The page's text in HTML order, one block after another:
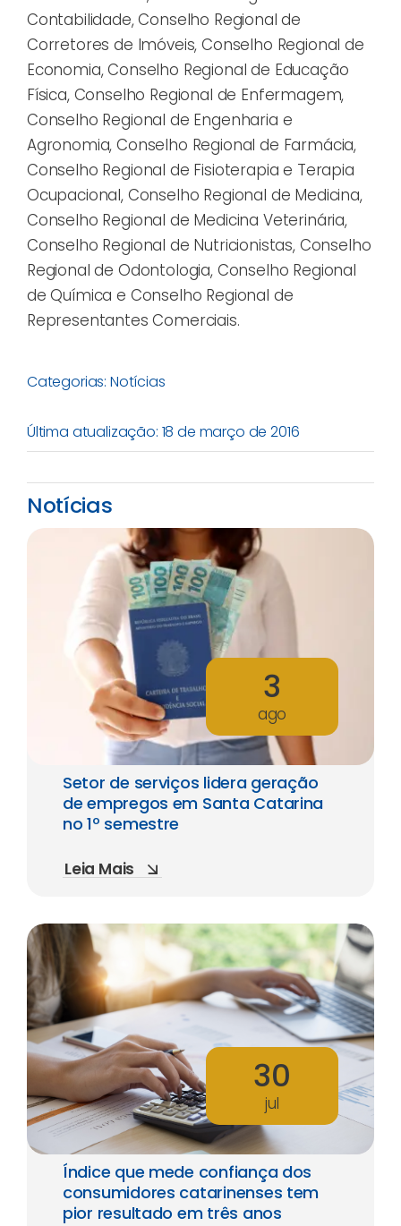
Contabilidade, Conselho Regional de
Corretores de Imóveis, Conselho Regional de
Economia, Conselho Regional de Educação
Física, Conselho Regional de Enfermagem,
Conselho Regional de Engenharia e
Agronomia, Conselho Regional de Farmácia,
Conselho Regional de Fisioterapia e Terapia
Ocupacional, Conselho Regional de Medicina,
Conselho Regional de Medicina Veterinária,
Conselho Regional de Nutricionistas, Conselho
Regional de Odontologia, Conselho Regional
de Química e Conselho Regional de
Representantes Comerciais.
Categorias: Notícias
Última atualização: 18 de março de 2016
Notícias
3
ago
Setor de serviços lidera geração
de empregos em Santa Catarina
no 1º semestre
Leia Mais
30
jul
Índice que mede confiança dos
consumidores catarinenses tem
pior resultado em três anos